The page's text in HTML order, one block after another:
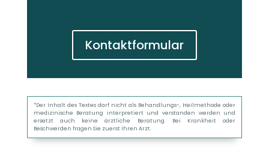
Kontaktformular
*Der Inhalt des Textes darf nicht als Behandlungs-, Heilmethode oder
medizinische Beratung interpretiert und verstanden werden und
ersetzt auch keine ärztliche Beratung. Bei Krankheit oder
Beschwerden fragen Sie zuerst Ihren Arzt.